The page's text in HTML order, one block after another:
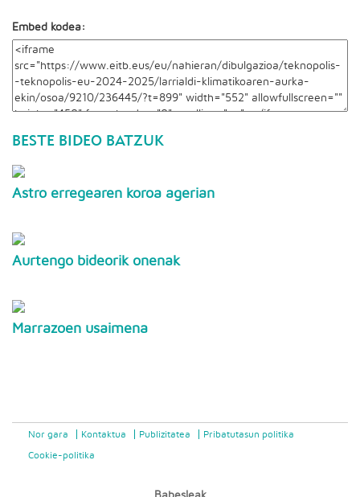
Embed kodea:
BESTE BIDEO BATZUK
Astro erregearen koroa agerian
Aurtengo bideorik onenak
Marrazoen usaimena
Nor gara Kontaktua Publizitatea Pribatutasun politika
Cookie-politika